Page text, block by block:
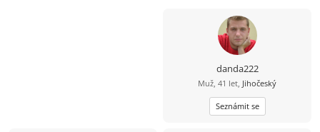
danda222
Muž, 41 let, Jihočeský
Seznámit se